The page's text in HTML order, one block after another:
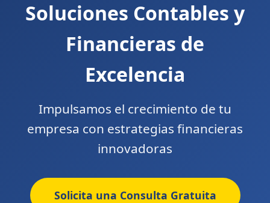
Soluciones Contables y
Financieras de
Excelencia
Impulsamos el crecimiento de tu
empresa con estrategias financieras
innovadoras
Solicita una Consulta Gratuita